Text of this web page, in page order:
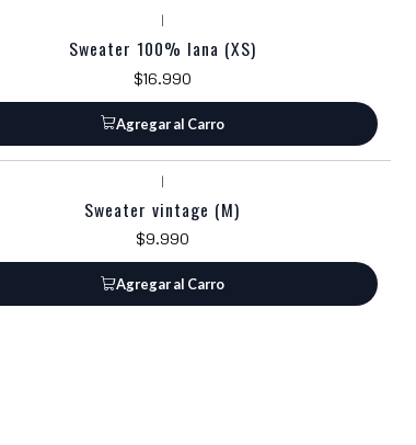
|
Sweater 100% lana (XS)
$16.990
Agregar al Carro
|
Sweater vintage (M)
$9.990
Agregar al Carro